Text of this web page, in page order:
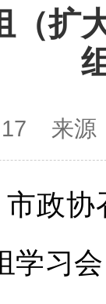
（扩
来
协
学习